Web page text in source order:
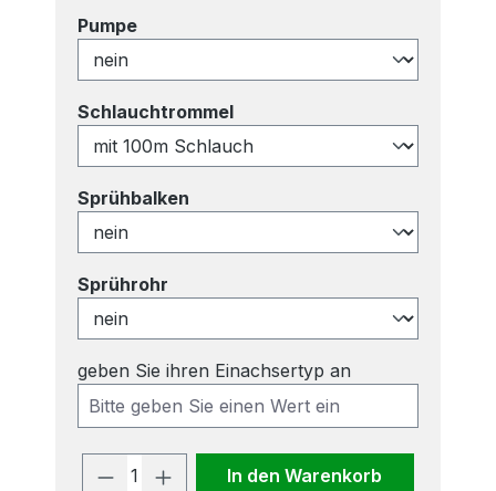
Pumpeauswählen
Schlauchtrommelauswählen
Sprühbalken
Sprührohr
geben Sie ihren Einachsertyp an
Produkt Anzahl: Gib den
In den Warenkorb